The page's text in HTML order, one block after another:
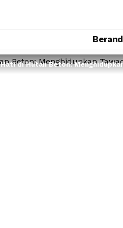
di Hutan Beton: